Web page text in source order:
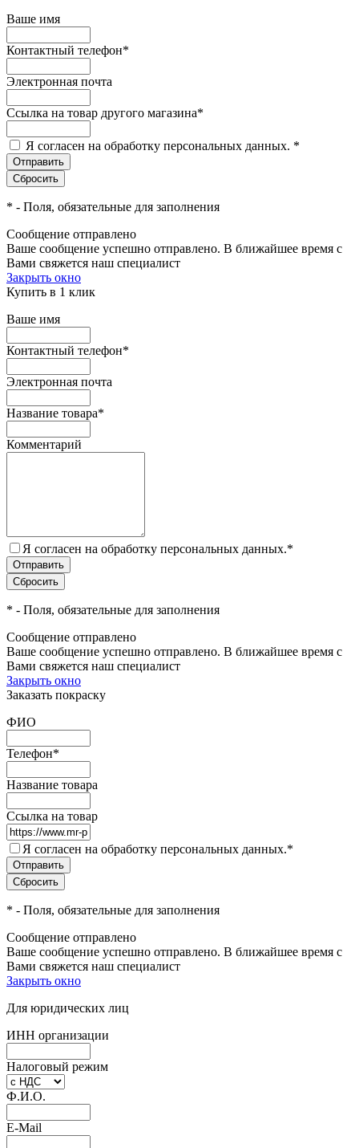
Ваше имя
Контактный телефон*
Электронная почта
Ссылка на товар другого магазина*
Я согласен на обработку персональных данных. *
* - Поля, обязательные для заполнения
Сообщение отправлено
Ваше сообщение успешно отправлено. В ближайшее время с
Вами свяжется наш специалист
Закрыть окно
Купить в 1 клик
Ваше имя
Контактный телефон*
Электронная почта
Название товара*
Комментарий
Я согласен на обработку персональных данных.*
* - Поля, обязательные для заполнения
Сообщение отправлено
Ваше сообщение успешно отправлено. В ближайшее время с
Вами свяжется наш специалист
Закрыть окно
Заказать покраску
ФИО
Телефон*
Название товара
Ссылка на товар
Я согласен на обработку персональных данных.*
* - Поля, обязательные для заполнения
Сообщение отправлено
Ваше сообщение успешно отправлено. В ближайшее время с
Вами свяжется наш специалист
Закрыть окно
Для юридических лиц
ИНН организации
Налоговый режим
Ф.И.О.
E-Mail